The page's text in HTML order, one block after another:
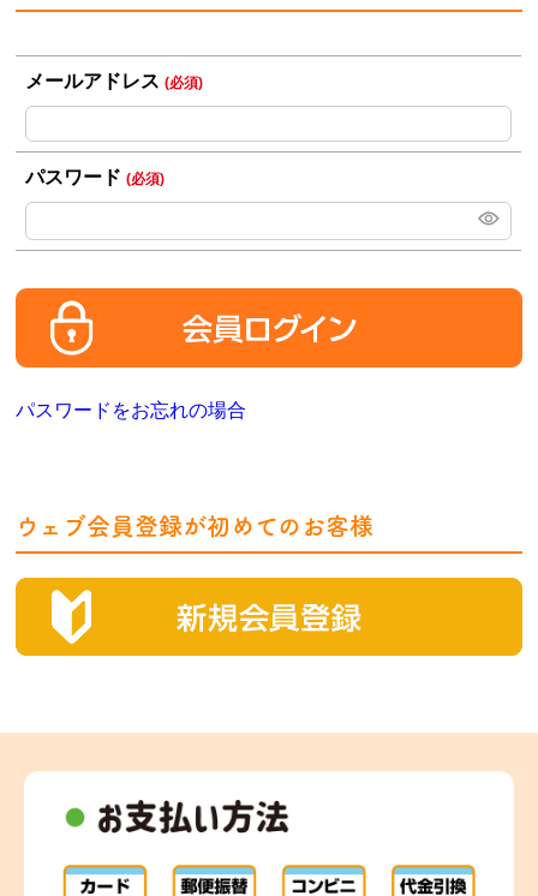
メールアドレス(必須)
パスワード(必須)
パスワードをお忘れの場合
ウェブ会員登録が初めてのお客様